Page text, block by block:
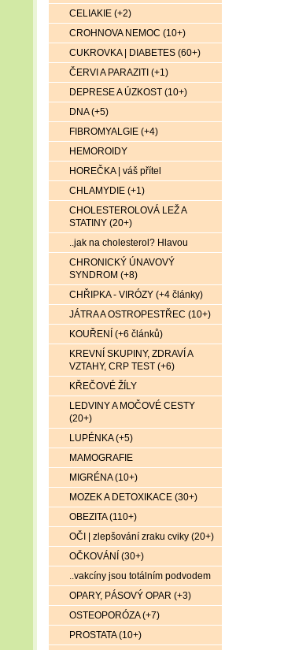
CELIAKIE (+2)
CROHNOVA NEMOC (10+)
CUKROVKA | DIABETES (60+)
ČERVI A PARAZITI (+1)
DEPRESE A ÚZKOST (10+)
DNA (+5)
FIBROMYALGIE (+4)
HEMOROIDY
HOREČKA | váš přítel
CHLAMYDIE (+1)
CHOLESTEROLOVÁ LEŽ A
STATINY (20+)
..jak na cholesterol? Hlavou
CHRONICKÝ ÚNAVOVÝ
SYNDROM (+8)
CHŘIPKA - VIRÓZY (+4 články)
JÁTRA A OSTROPESTŘEC (10+)
KOUŘENÍ (+6 článků)
KREVNÍ SKUPINY, ZDRAVÍ A
VZTAHY, CRP TEST (+6)
KŘEČOVÉ ŽÍLY
LEDVINY A MOČOVÉ CESTY
(20+)
LUPÉNKA (+5)
MAMOGRAFIE
MIGRÉNA (10+)
MOZEK A DETOXIKACE (30+)
OBEZITA (110+)
OČI | zlepšování zraku cviky (20+)
OČKOVÁNÍ (30+)
..vakcíny jsou totálním podvodem
OPARY, PÁSOVÝ OPAR (+3)
OSTEOPORÓZA (+7)
PROSTATA (10+)